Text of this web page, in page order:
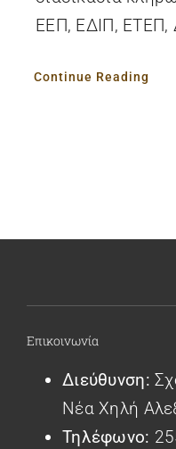
ΕΕΠ, ΕΔΙΠ, ΕΤΕΠ,
Continue Reading
Επικοινωνία
Διεύθυνση:
Νέα Χηλή
Τηλέφωνο: